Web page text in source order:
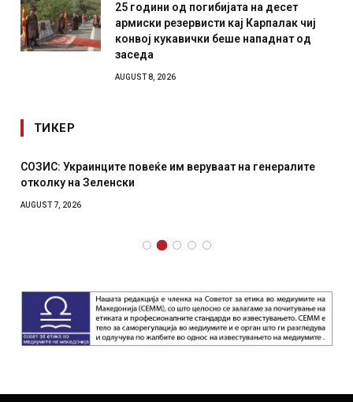
25 години од погибијата на десет
армиски резервисти кај Карпалак чиј
конвој кукавички беше нападнат од
заседа
AUGUST 8, 2026
ТИКЕР
СОЗИС: Украинците повеќе им веруваат на генералите
отколку на Зеленски
AUGUST 7, 2026